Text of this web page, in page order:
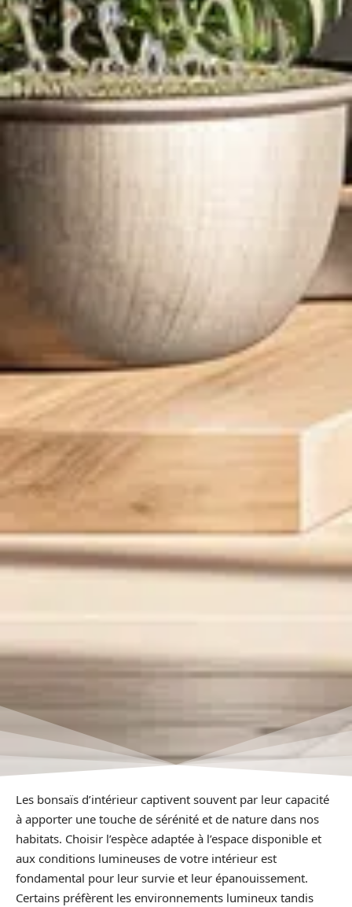
Les bonsaïs d’intérieur captivent souvent par leur capacité
à apporter une touche de sérénité et de nature dans nos
habitats. Choisir l’espèce adaptée à l’espace disponible et
aux conditions lumineuses de votre intérieur est
fondamental pour leur survie et leur épanouissement.
Certains préfèrent les environnements lumineux tandis